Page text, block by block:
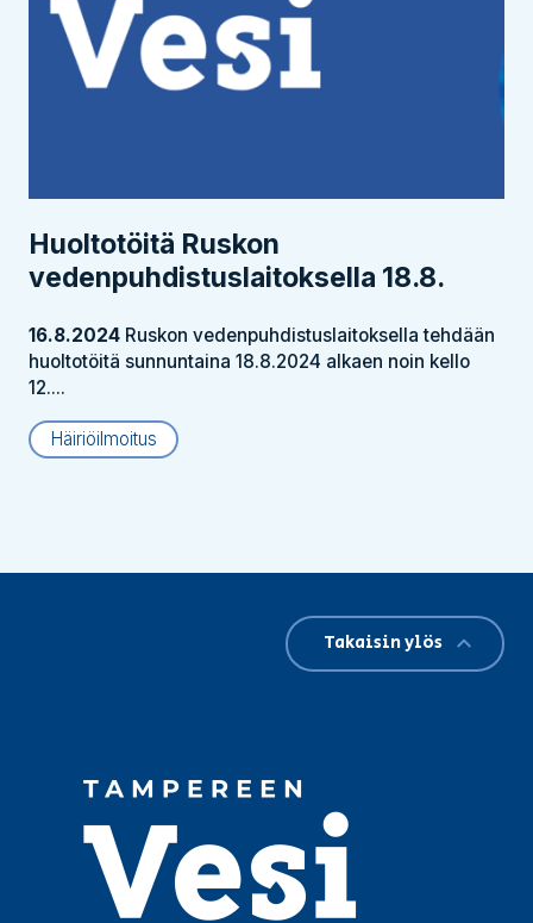
Huoltotöitä Ruskon
vedenpuhdistus­laitoksella 18.8.
16.8.2024 Ruskon vedenpuhdistuslaitoksella tehdään
huoltotöitä sunnuntaina 18.8.2024 alkaen noin kello
12....
Häiriöilmoitus
Takaisin ylös